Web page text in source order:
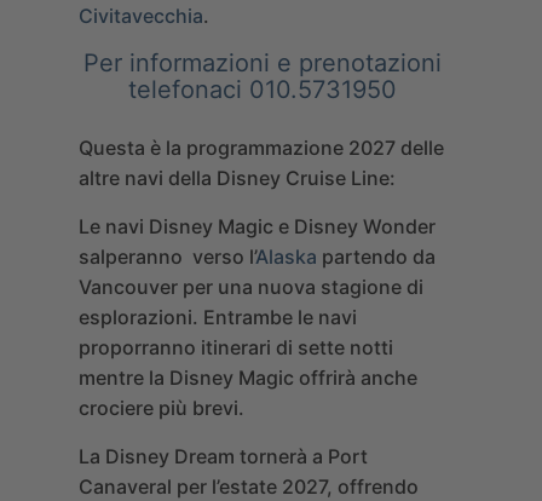
Civitavecchia.
Per informazioni e prenotazioni
telefonaci 010.5731950
Questa è la programmazione 2027 delle
altre navi della Disney Cruise Line:
Le navi Disney Magic e Disney Wonder
salperanno verso l’Alaska partendo da
Vancouver per una nuova stagione di
esplorazioni. Entrambe le navi
proporranno itinerari di sette notti
mentre la Disney Magic offrirà anche
crociere più brevi.
La Disney Dream tornerà a Port
Canaveral per l’estate 2027, offrendo